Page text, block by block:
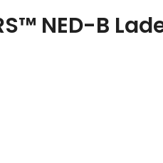
NED-B